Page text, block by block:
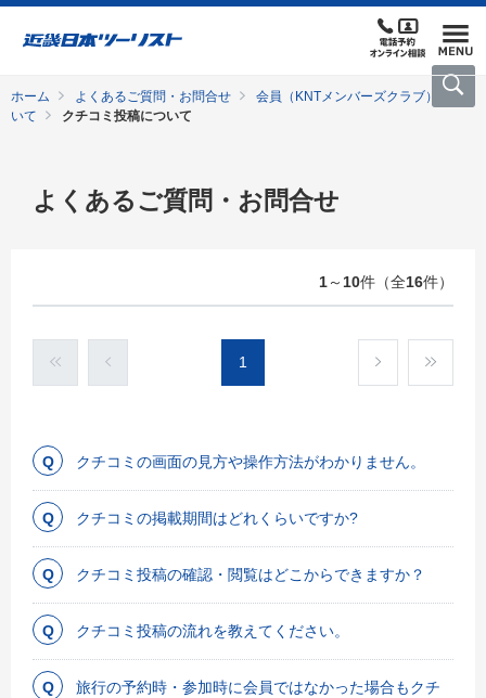
ホーム よくあるご質問・お問合せ
会員（KNTメンバーズクラブ）につ
いて
クチコミ投稿について
よくあるご質問・お問合せ
1～ 10件（全16件）
1
クチコミの画面の見方や操作方法がわかりません。
クチコミの掲載期間はどれくらいですか?
クチコミ投稿の確認・閲覧はどこからできますか？
クチコミ投稿の流れを教えてください。
旅行の予約時・参加時に会員ではなかった場合もクチ